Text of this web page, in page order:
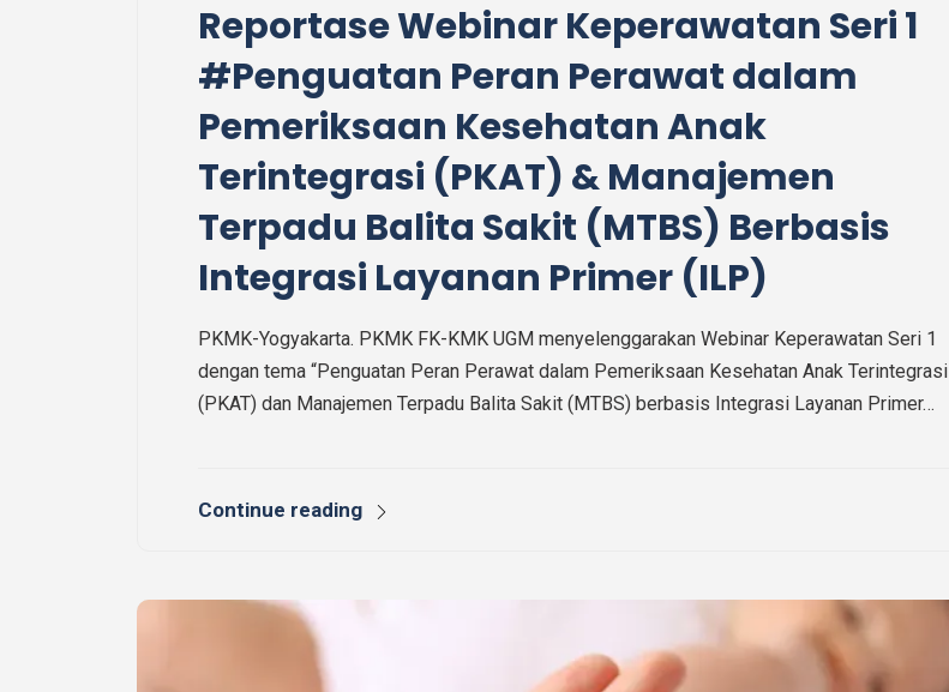
Reportase Webinar Keperawatan Seri 1
#Penguatan Peran Perawat dalam
Pemeriksaan Kesehatan Anak
Terintegrasi (PKAT) & Manajemen
Terpadu Balita Sakit (MTBS) Berbasis
Integrasi Layanan Primer (ILP)
PKMK-Yogyakarta. PKMK FK-KMK UGM menyelenggarakan Webinar Keperawatan Seri 1
dengan tema “Penguatan Peran Perawat dalam Pemeriksaan Kesehatan Anak Terintegrasi
(PKAT) dan Manajemen Terpadu Balita Sakit (MTBS) berbasis Integrasi Layanan Primer…
Continue reading